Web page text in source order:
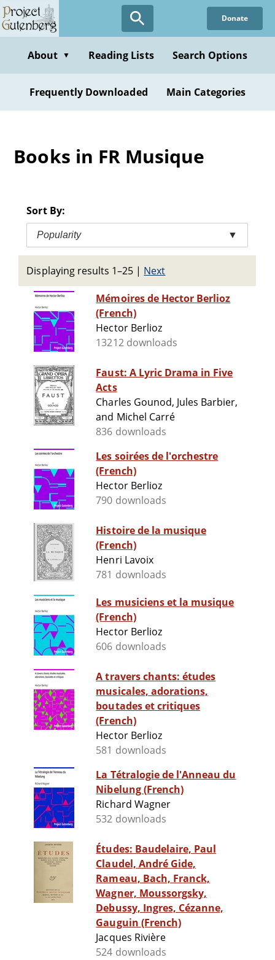
Skip
to
content
Donate
About ▼ Reading Lists Search Options
Frequently Downloaded Main Categories
Books in FR Musique
Sort By:
Popularity ▼
Displaying results 1–25 | Next
Mémoires de Hector Berlioz
(French)
Hector Berlioz
13212 downloads
Faust: A Lyric Drama in Five
Acts
Charles Gounod, Jules Barbier,
and Michel Carré
836 downloads
Les soirées de l'orchestre
(French)
Hector Berlioz
790 downloads
Histoire de la musique
(French)
Henri Lavoix
781 downloads
Les musiciens et la musique
(French)
Hector Berlioz
606 downloads
A travers chants: études
musicales, adorations,
boutades et critiques
(French)
Hector Berlioz
581 downloads
La Tétralogie de l'Anneau du
Nibelung (French)
Richard Wagner
532 downloads
Études: Baudelaire, Paul
Claudel, André Gide,
Rameau, Bach, Franck,
Wagner, Moussorgsky,
Debussy, Ingres, Cézanne,
Gauguin (French)
Jacques Rivière
524 downloads